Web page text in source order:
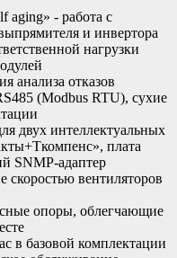
aging» - работа с
и инвертора
нагрузки
анализа отказов
(Modbus RTU), сухие
двух интеллектуальных
плата
SNMP-адаптер
скоростью вентиляторов
опоры, облегчающие
в базовой комплектации